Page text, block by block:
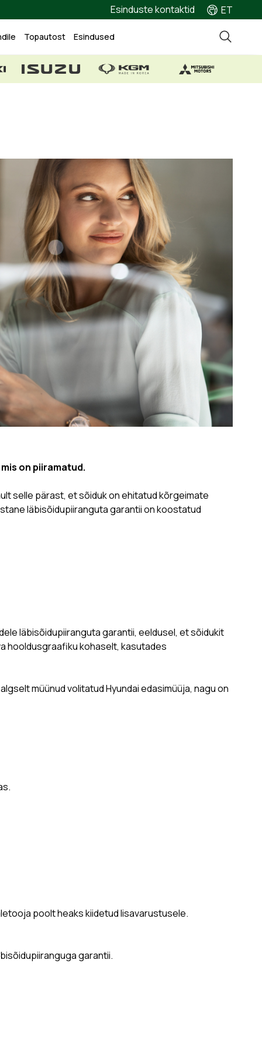
Esinduste kontaktid ET
Topautost Esindused
on piiramatud.
selle pärast, et sõiduk on ehitatud kõrgeimate
läbisõidupiiranguta garantii on koostatud
läbisõidupiiranguta garantii, eeldusel, et sõidukit
hooldusgraafiku kohaselt, kasutades
müünud volitatud Hyundai edasimüüja, nagu on
poolt heaks kiidetud lisavarustusele.
garantii.